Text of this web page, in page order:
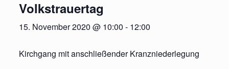
Volkstrauertag
15. November 2020 @ 10:00 - 12:00
Kirchgang mit anschließender Kranzniederlegung